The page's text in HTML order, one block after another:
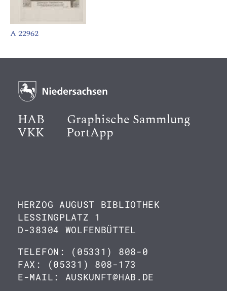
A 22962
HAB Graphische Sammlung
VKK PortApp
HERZOG AUGUST BIBLIOTHEK
LESSINGPLATZ 1
D-38304 WOLFENBÜTTEL
TELEFON: (05331) 808-0
FAX: (05331) 808-173
E-MAIL: AUSKUNFT@HAB.DE